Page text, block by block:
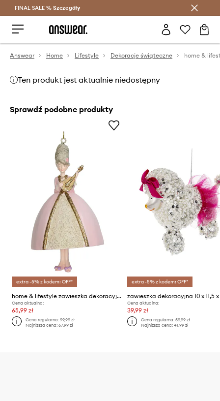
Oszczędzaj z Answear Club >
FINAL SALE % Szczegóły
Answear Home Lifestyle Dekoracje świąteczne
Ten produkt jest aktualnie niedostępny
Sprawdź podobne produkty
extra -5% z kodem: OFF*
home & lifestyle zawieszka dekoracyjna
Cena aktualna:
65,99 zł
Cena regularna:99,99 zł
Najniższa cena:67,99 zł
extra -5% z kodem: OFF*
Cena aktualna:
39,99 zł
Cena regularna: 59,99 zł
Najniższa cena: 41,99 zł